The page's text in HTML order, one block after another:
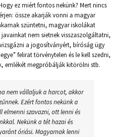
ez miért fontos nekünk? Mert nincs
össze akarják vonni a magyar
szüntetni, magyar iskolákat
nem sietnek visszaszolgáltatni,
a jogosítványért, bíróság ügy
felirat törvénytelen és le kell szedni,
emlékét megpróbálják kitörölni stb.
nem vállaljuk a harcot, akkor
Ezért fontos nekünk a
elmenni szavazni, ott lenni és
Nekünk a tét hazai és
óriási. Magyarnak lenni